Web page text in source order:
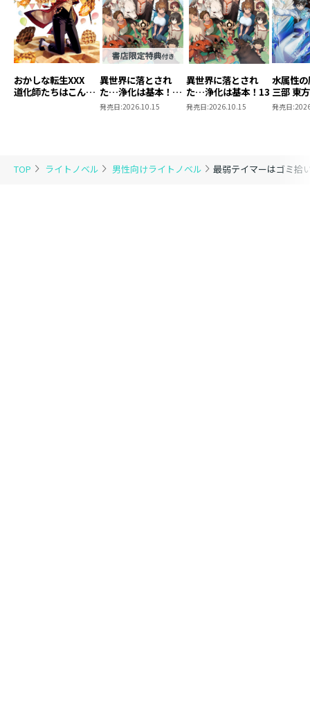
TOP ライトノベル 男性向けライトノベル 最弱テイマーはゴミ拾
おかしな転生XXX
道化師たちはこんが
異世界に落とされ
た…浄化は基本！
13【ピッコマ限定
SS付き】
発売日:2026.10.15
異世界に落とされ
た…浄化は基本！13
発売日:2026.10.15
水属性
三部 東
発売日: